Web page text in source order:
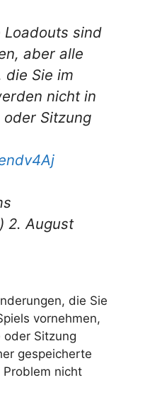
sind
aber alle
die Sie im
nicht in
oder Sitzung
2. August
die Sie
vornehmen,
oder Sitzung
gespeicherte
nicht